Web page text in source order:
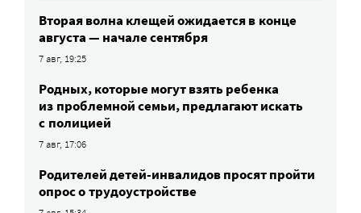
Вторая волна клещей ожидается в конце
августа — начале сентября
7 авг, 19:25
Родных, которые могут взять ребенка
из проблемной семьи, предлагают искать
с полицией
7 авг, 17:06
Родителей детей-инвалидов просят пройти
опрос о трудоустройстве